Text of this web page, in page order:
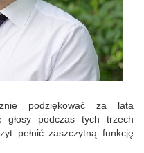
podziękować za lata
głosy podczas tych trzech
pełnić zaszczytną funkcję